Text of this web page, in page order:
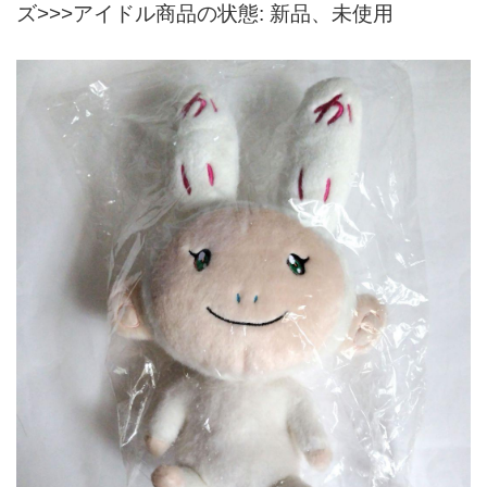
ズ>>>アイドル商品の状態: 新品、未使用